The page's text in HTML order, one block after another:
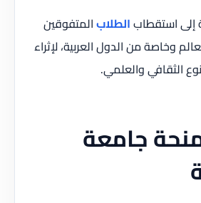
استقطابالطلابالمتفوقين
وخاصة من الدول العربية، لإثراء
الثقافي والعلمي.
جامعة